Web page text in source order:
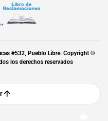
#532, Pueblo Libre. Copyright ©
los derechos reservados